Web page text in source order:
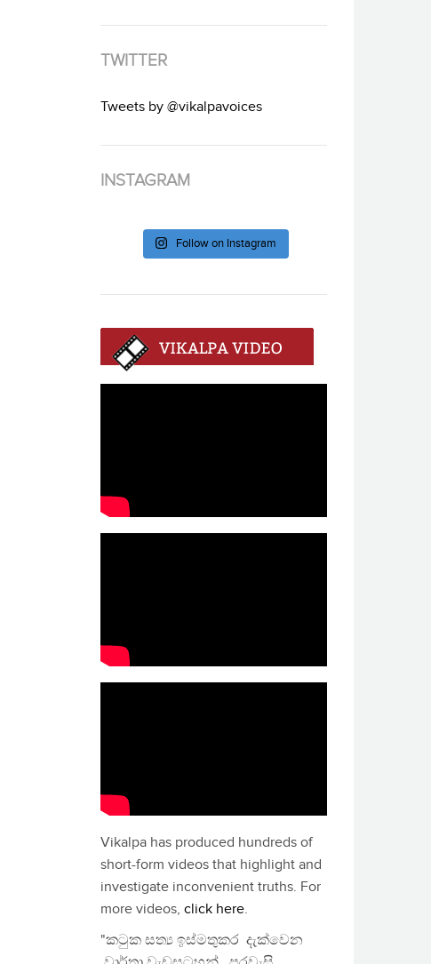
TWITTER
Tweets by @vikalpavoices
INSTAGRAM
Follow on Instagram
Vikalpa has produced hundreds of
short-form videos that highlight and
investigate inconvenient truths. For
more videos, click here.
"කටුක සත්‍ය ඉස්මතුකර දැක්වෙන